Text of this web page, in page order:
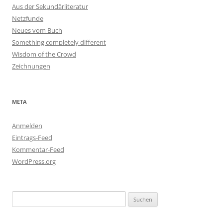
Aus der Sekundärliteratur
Netzfunde
Neues vom Buch
Something completely different
Wisdom of the Crowd
Zeichnungen
META
Anmelden
Eintrags-Feed
Kommentar-Feed
WordPress.org
nach: